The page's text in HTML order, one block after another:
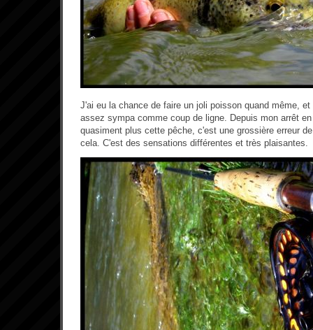
J'ai eu la chance de faire un joli poisson quand même,
assez sympa comme coup de ligne. Depuis mon arrêt
quasiment plus cette pêche, c'est une grossière erreur
cela. C'est des sensations différentes et très plaisantes.